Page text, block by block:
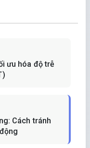
ưu hóa độ trễ
Cách tránh